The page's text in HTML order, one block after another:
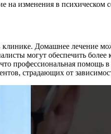
изменения в психическом
клинике. Домашнее лечение
могут обеспечить более
профессиональная помощь в
страдающих от